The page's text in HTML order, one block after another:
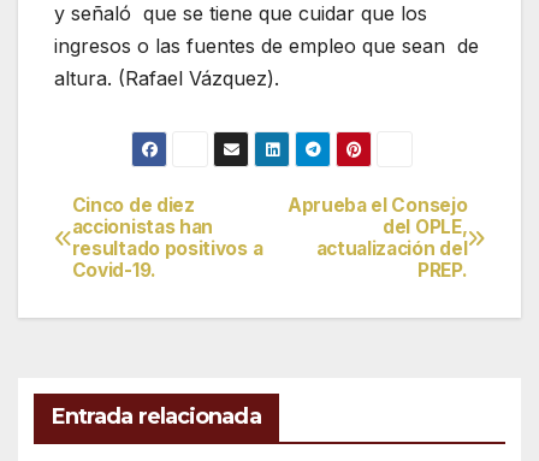
y señaló que se tiene que cuidar que los
ingresos o las fuentes de empleo que sean de
altura. (Rafael Vázquez).
Navegación
de
entradas
Aprueba el Consejo
del OPLE,
actualización del
PREP.
Cinco de diez
accionistas han
resultado positivos a
Covid-19.
Entrada relacionada